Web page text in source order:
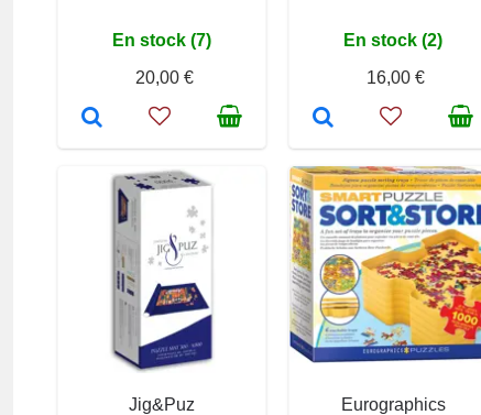
En stock (7)
20,00 €
En stock (2)
16,00 €
Jig&Puz
Eurographics